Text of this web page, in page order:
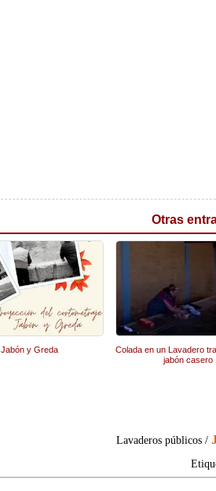
Otras
Jabón y Greda
Colada en un Lavadero
jabón casero
Lavaderos públicos /